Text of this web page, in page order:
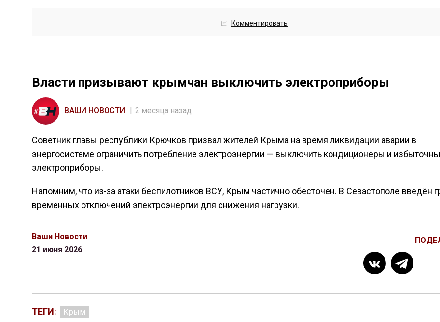
Комментировать
Власти призывают крымчан выключить электроприборы
ВАШИ НОВОСТИ 2 месяца назад
Советник главы республики Крючков призвал жителей Крыма на время ликвидации аварии в
энергосистеме ограничить потребление электроэнергии — выключить кондиционеры и
электроприборы.
Напомним, что из-за атаки беспилотников ВСУ, Крым частично обесточен. В Севастополе введён
временных отключений электроэнергии для снижения нагрузки.
Ваши Новости
21 июня 2026
ТЕГИ: Крым